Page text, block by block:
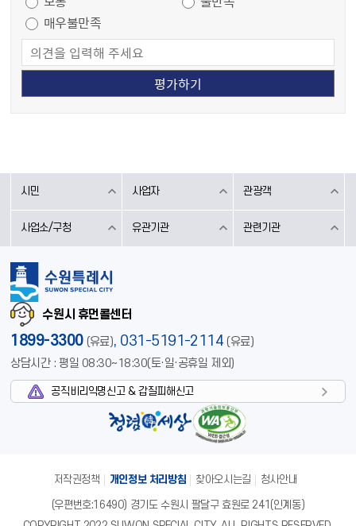
매우불만족
시민 사업자 관광객
사업소/구청 유관기관 관련기관
수원시 휴먼콜센터
1899-3300 (유료), 031-5191-2114 (유료)
상담시간 : 평일 08:30~18:30(토·일·공휴일 제외)
공직비리익명신고 & 갑질피해신고
저작권정책 개인정보 처리방침 찾아오시는길 청사안내
(우편번호:16490) 경기도 수원시 팔달구 효원로 241(인계동)